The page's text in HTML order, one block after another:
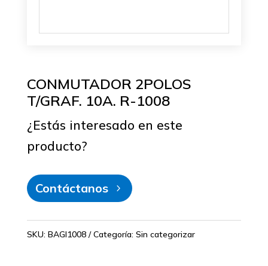
CONMUTADOR 2POLOS
T/GRAF. 10A. R-1008
¿Estás interesado en este
producto?
Contáctanos
SKU: BAGI1008 Categoría: Sin categorizar